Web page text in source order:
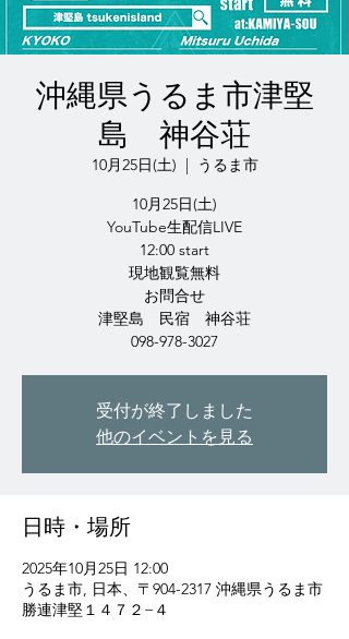
沖縄県うるま市津堅
島 神谷荘
10月25日(土)
  |
うるま市
10月25日(土)
YouTube生配信LIVE
12:00 start
現地観覧無料
お問合せ
津堅島 民宿 神谷荘
098-978-3027
受付が終了しました
他のイベントを見る
日時・場所
2025年10月25日 12:00
うるま市, 日本、〒904-2317 沖縄県うるま市
勝連津堅１４７２−４